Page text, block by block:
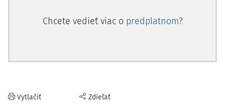
Chcete vedieť viac o predplatnom?
Vytlačiť Zdieľať